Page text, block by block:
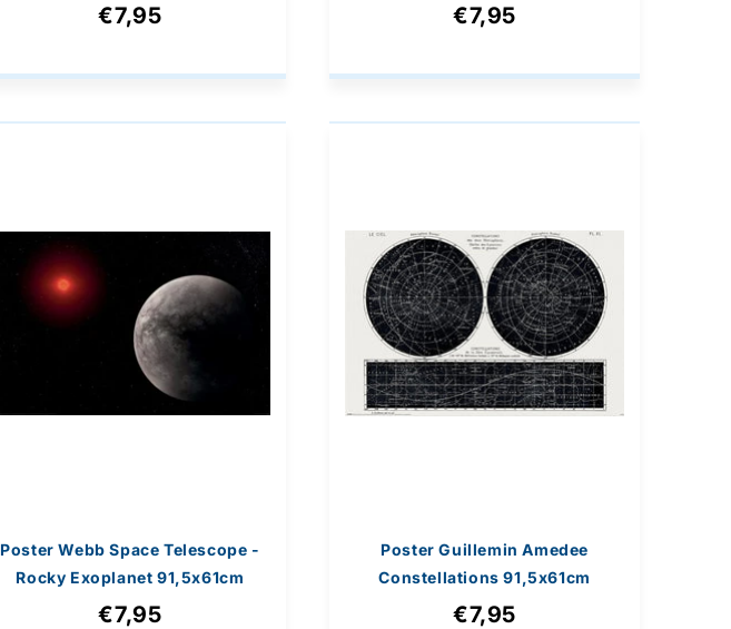
€7,95 €7,95
Poster Webb Space Telescope -
Rocky Exoplanet 91,5x61cm
€7,95
Poster Guillemin Amedee
Constellations 91,5x61cm
€7,95